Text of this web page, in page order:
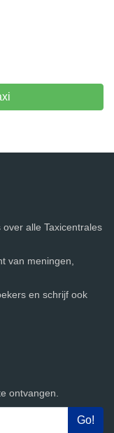
alle Taxicentrales
van meningen,
en schrijf ook
ontvangen.